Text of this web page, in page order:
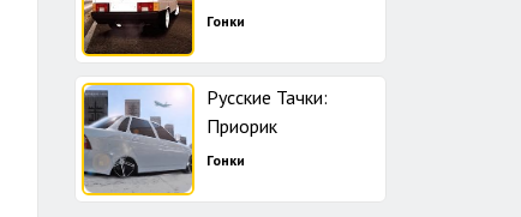
Гонки
Русские Тачки:
Приорик
Гонки